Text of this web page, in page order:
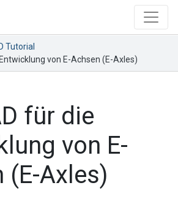
Tutorial
von E-Achsen (E-Axles)
für die
von E-
(E-Axles)